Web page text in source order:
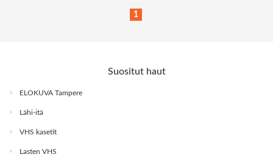
1
Suositut haut
ELOKUVA Tampere
Lähi-itä
VHS kasetit
Lasten VHS